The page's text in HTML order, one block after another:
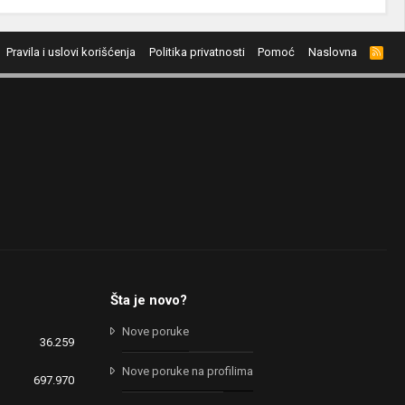
Pravila i uslovi korišćenja Politika privatnosti Pomoć Naslovna
R
S
S
36.259
697.970
Šta je novo?
Nove poruke
Nove poruke na profilima